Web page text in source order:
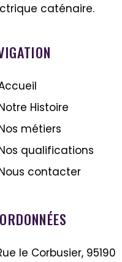
caténaire.
Histoire
métiers
qualifications
contacter
le Corbusier, 95190